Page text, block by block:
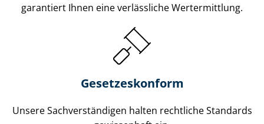
garantiert Ihnen eine verlässliche Wertermittlung.
Gesetzes­konform
Unsere Sach­ver­stän­di­gen halten rechtliche Standards